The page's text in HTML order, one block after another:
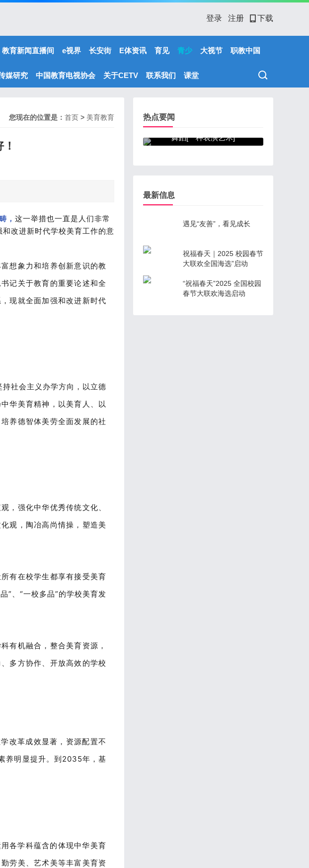
登录 注册 下载
教育新闻直播间 e视界 长安街 E体资讯 育见 青少 大视节 职教中国
媒研究 中国教育电视协会 关于CETV 联系我们 课堂
您现在的位置是： 首页 > 美育教育
， 这一举措也一直是人们非常
改进新时代学校美育工作的意
想象力和培养创新意识的教
记关于教育的重要论述和全
现就全面加强和改进新时代
社会主义办学方向，以立德
华美育精神，以美育人、以
养德智体美劳全面发展的社
，强化中华优秀传统文化、
观，陶冶高尚情操，塑造美
有在校学生都享有接受美育
”、“一校多品”的学校美育发
有机融合，整合美育资源，
多方协作、开放高效的学校
改革成效显著，资源配置不
养明显提升。到2035年，基
用各学科蕴含的体现中华美育
劳美、艺术美等丰富美育资
热点要闻
舞蹈[一种表演艺术]
最新信息
遇见“友善”，看见成长
祝福春天｜2025 校园春节
大联欢全国海选”启动
“祝福春天”2025 全国校园
春节大联欢海选启动